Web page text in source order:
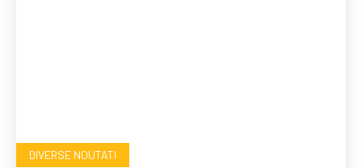
DIVERSE NOUTATI